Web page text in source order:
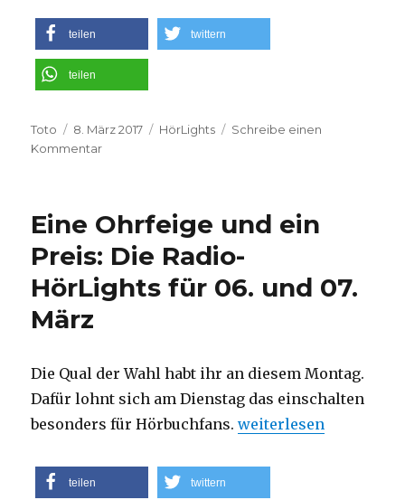
teilen twittern
teilen
Autor
Toto
Veröffentlicht
am
8. März 2017 Kategorien
HörLights
Schreibe einen
Kommentarzu
ein
Konzil:
Die
Hörlights
für
09.
März
Eine Ohrfeige und ein
Preis: Die Radio-
HörLights für 06. und 07.
März
Die Qual der Wahl habt ihr an diesem Montag.
Dafür lohnt sich am Dienstag das einschalten
besonders für Hörbuchfans.„Eine Ohrfeige und
weiterlesen
teilen twittern